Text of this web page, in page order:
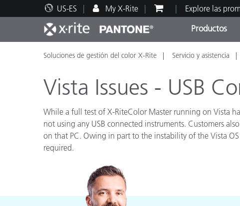
US-ES My X-Rite Explore las
Productos
Principales productos
Impresión y Empaques
Automotriz
Pinturas y
Soporte técnico Servicio y
Recursos educativos
Brand
Soluciones de gestión del color X-Rite Servicio y asistencia
Vista Issues - USB
While a full test of X-RiteColor Master running on Vista
not using any USB connected instruments. Customers
on that PC. Owing in part to the instability of the Vista
required.